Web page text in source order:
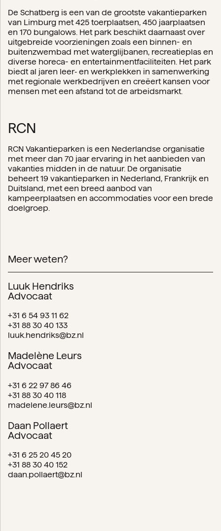
De Schatberg is een van de grootste vakantieparken
van Limburg met 425 toerplaatsen, 450 jaarplaatsen
en 170 bungalows. Het park beschikt daarnaast over
uitgebreide voorzieningen zoals een binnen- en
buitenzwembad met waterglijbanen, recreatieplas en
diverse horeca- en entertainmentfaciliteiten. Het park
biedt al jaren leer‑ en werkplekken in samenwerking
met regionale werkbedrijven en creëert kansen voor
mensen met een afstand tot de arbeidsmarkt.
RCN
RCN Vakantieparken is een Nederlandse organisatie
met meer dan 70 jaar ervaring in het aanbieden van
vakanties midden in de natuur. De organisatie
beheert 19 vakantieparken in Nederland, Frankrijk en
Duitsland, met een breed aanbod van
kampeerplaatsen en accommodaties voor een brede
doelgroep.
Meer weten?
Luuk Hendriks
Advocaat
+31 6 54 93 11 62
+31 88 30 40 133
luuk.hendriks@bz.nl
Madelène Leurs
Advocaat
+31 6 22 97 86 46
+31 88 30 40 118
madelene.leurs@bz.nl
Daan Pollaert
Advocaat
+31 6 25 20 45 20
+31 88 30 40 152
daan.pollaert@bz.nl